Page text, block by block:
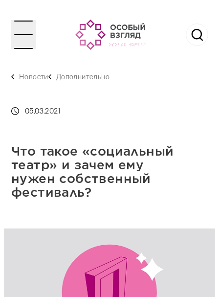
Новости Дополнительно
05.03.2021
Что такое «социальный
театр» и зачем ему
нужен собственный
фестиваль?